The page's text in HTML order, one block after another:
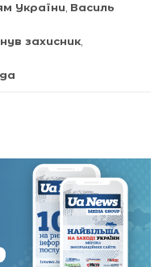
України, Василь
захисник,